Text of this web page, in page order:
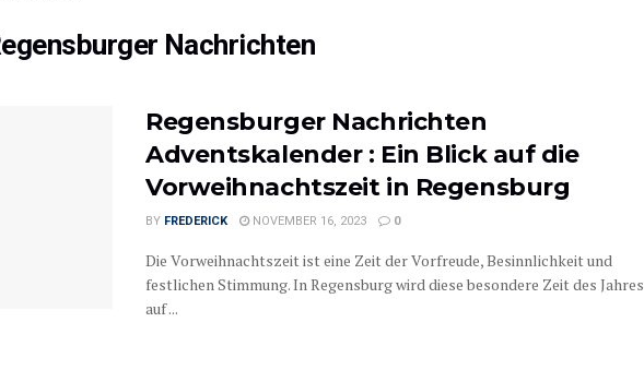
Nachrichten
Regensburger Nachrichten
Adventskalender : Ein Blick auf die
Vorweihnachtszeit in Regensburg
BY FREDERICK NOVEMBER 16, 2023 0
Die Vorweihnachtszeit ist eine Zeit der Vorfreude, Besinnlichkeit und
festlichen Stimmung. In Regensburg wird diese besondere Zeit des Jahres
auf ...